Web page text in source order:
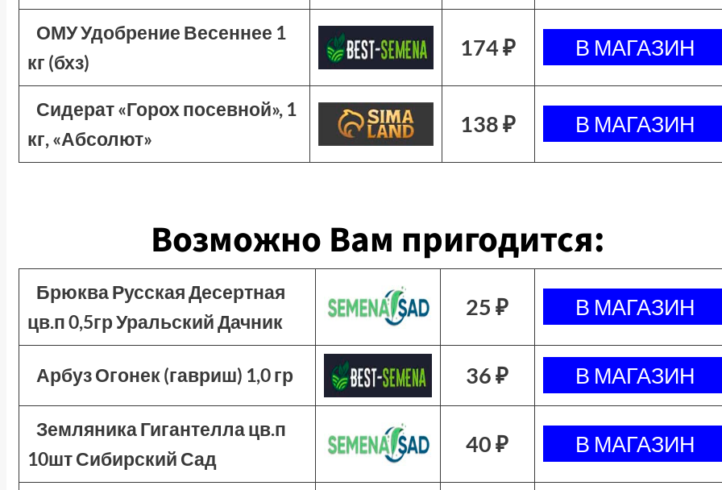
ОМУ Удобрение Весеннее 1
кг (бхз)
174 ₽
Сидерат «Горох посевной», 1
кг, «Абсолют»
138 ₽
Возможно Вам пригодится:
Брюква Русская Десертная
цв.п 0,5гр Уральский Дачник
25 ₽
Арбуз Огонек (гавриш) 1,0 гр 36 ₽
Земляника Гигантелла цв.п
10шт Сибирский Сад
40 ₽